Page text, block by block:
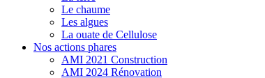
Le chaume
Les algues
La ouate de Cellulose
Nos actions phares
AMI 2021 Construction
AMI 2024 Rénovation